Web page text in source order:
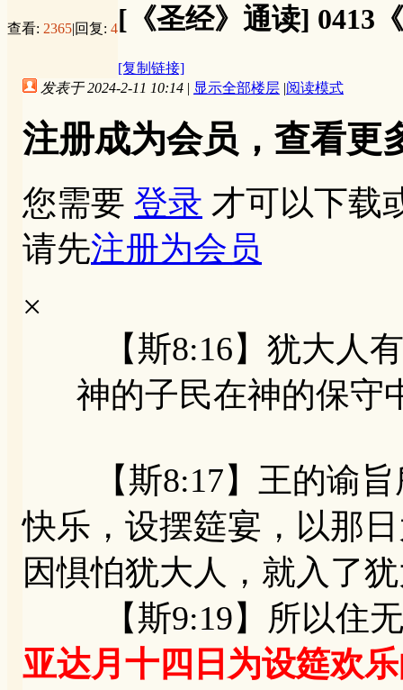
查看: 2365|回复: 4[《圣经》通读] 0413
[复制链接]
发表于 2024-2-11 10:14 | 显示全部楼层 |阅读模式
注册成为会员，查看更
您需要 登录 才可以下载
请先注册为会员
×
【斯8:16】犹大人有
神的子民在神的保守
【斯8:17】王的谕旨
快乐，设摆筵宴，以那
因惧怕犹大人，就入了
【斯9:19】所以住无
亚达月十四日为设筵欢